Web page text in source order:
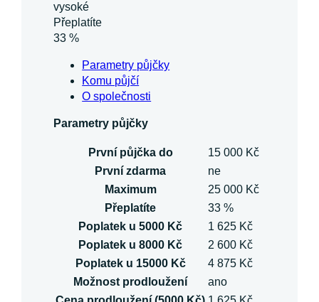
vysoké
Přeplatíte
33 %
Parametry půjčky
Komu půjčí
O společnosti
Parametry půjčky
První půjčka do
15 000 Kč
První zdarma
ne
Maximum
25 000 Kč
Přeplatíte
33 %
Poplatek u 5000 Kč
1 625 Kč
Poplatek u 8000 Kč
2 600 Kč
Poplatek u 15000 Kč
4 875 Kč
Možnost prodloužení
ano